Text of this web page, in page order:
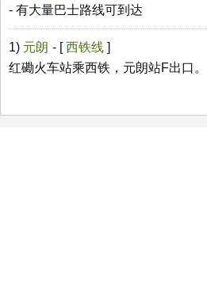
- 有大量巴士路线可到达
1) 元朗 - [西铁线 ]
红磡火车站乘西铁，元朗站F出口。